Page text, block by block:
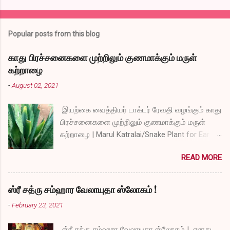
Popular posts from this blog
காது பிரச்சனைகளை முற்றிலும் குணமாக்கும் மருள்
கற்றாழை
-August 02, 2021
இயற்கை வைத்தியர் டாக்டர் ரேவதி வழங்கும் காது
பிரச்சனைகளை முற்றிலும் குணமாக்கும் மருள்
கற்றாழை | Marul Katralai/Snake Plant for Ear
READ MORE
ஸ்ரீ சத்ரு சம்ஹார வேலாயுதா ஸ்லோகம் !
-February 23, 2021